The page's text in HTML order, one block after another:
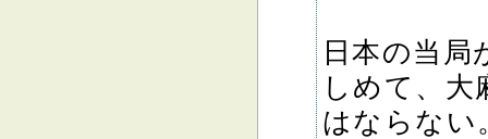
日本の当
しめて、大
はならない